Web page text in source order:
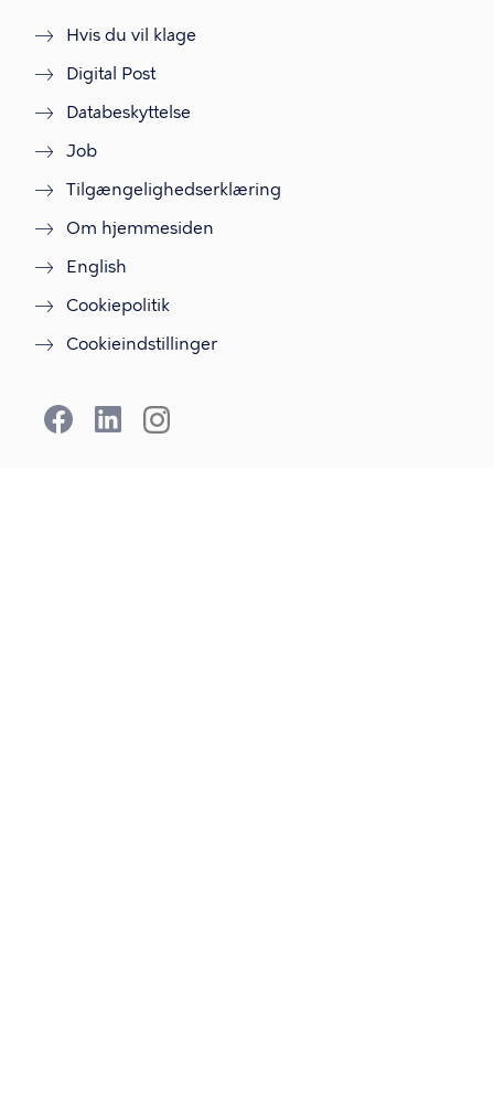
Hvis du vil klage
Digital Post
Databeskyttelse
Job
Tilgængelighedserklæring
Om hjemmesiden
English
Cookiepolitik
Cookieindstillinger